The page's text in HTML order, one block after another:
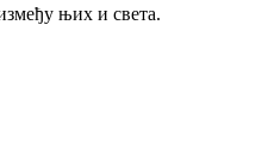
њих и света.